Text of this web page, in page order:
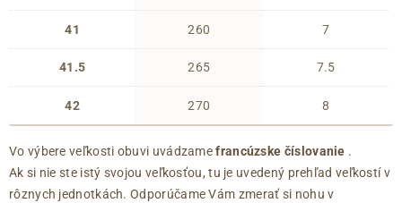
41
41.5
42
260
265
270
7
7.5
8
Vo výbere veľkosti obuvi uvádzamefrancúzske číslovanie .
Ak si nie ste istý svojou veľkosťou, tu je uvedený prehľad veľkostí v
rôznych jednotkách. Odporúčame Vám zmerať si nohu v